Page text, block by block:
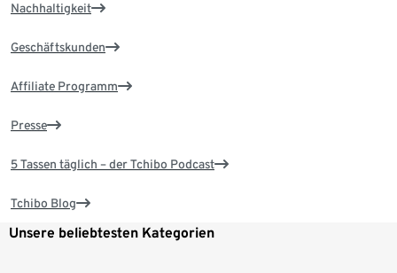
Nachhaltigkeit
Geschäftskunden
Affiliate Programm
Presse
5 Tassen täglich – der Tchibo Podcast
Tchibo Blog
Unsere beliebtesten Kategorien